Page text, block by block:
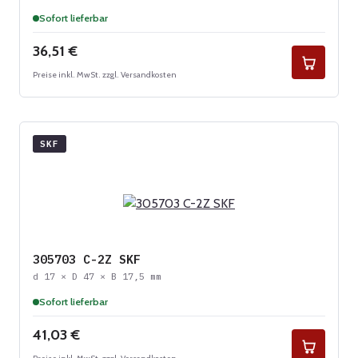
Sofort lieferbar
Regulärer Preis:
36,51 €
Preise inkl. MwSt. zzgl. Versandkosten
SKF
305703 C-2Z SKF
d 17 × D 47 × B 17,5 mm
Sofort lieferbar
Regulärer Preis:
41,03 €